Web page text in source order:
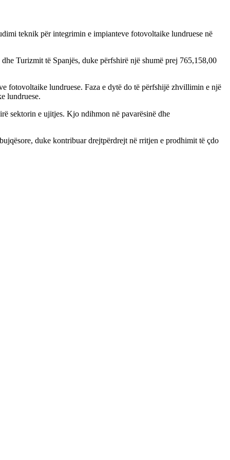
teknik për integrimin e impianteve fotovoltaike lundruese në
Turizmit të Spanjës, duke përfshirë një shumë prej 765,158,00
fotovoltaike lundruese. Faza e dytë do të përfshijë zhvillimin e një
lundruese.
sektorin e ujitjes. Kjo ndihmon në pavarësinë dhe
duke kontribuar drejtpërdrejt në rritjen e prodhimit të çdo